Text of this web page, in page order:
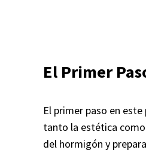
El Primer
El primer paso en
tanto la estética
del hormigón y